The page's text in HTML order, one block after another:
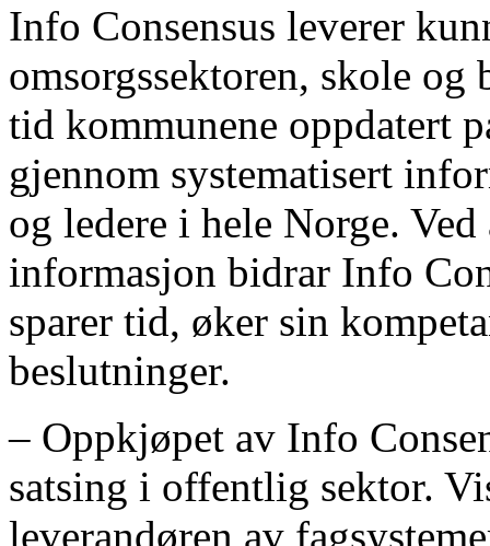
Info Consensus leverer
omsorgssektoren, skole
tid kommunene oppdatert
gjennom systematisert
og ledere i hele Norge.
informasjon bidrar Info
sparer tid, øker sin
beslutninger.
– Oppkjøpet av Info
satsing i offentlig sektor.
leverandøren av